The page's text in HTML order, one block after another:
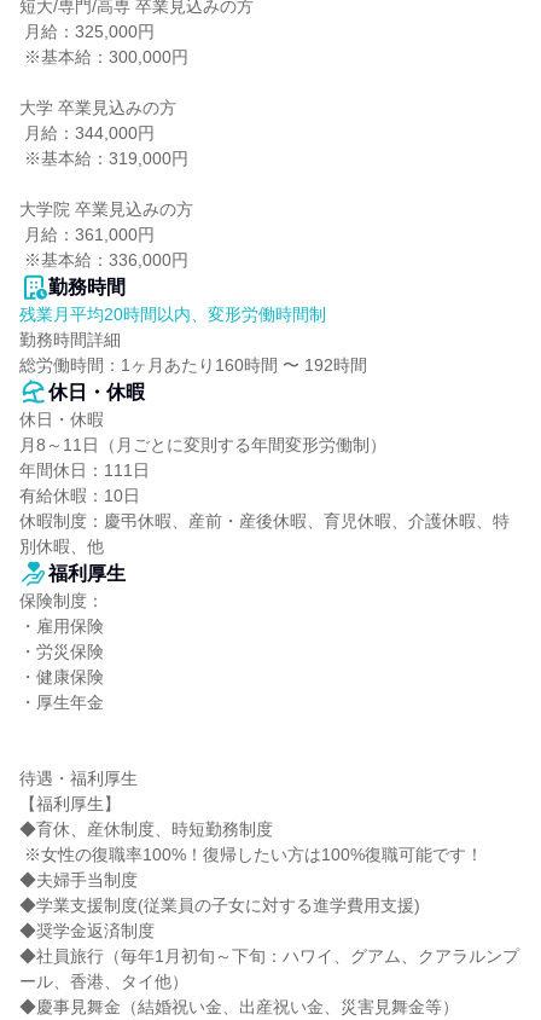
短大/専門/高専 卒業見込みの方
大学 卒業見込みの方
大学院 卒業見込みの方
※基本給：336,000円
勤務時間
残業月平均20時間以内、変形労働時間制
勤務時間詳細
総労働時間：1ヶ月あたり160時間 〜 192時間
休日・休暇
休日・休暇
月8～11日（月ごとに変則する年間変形労働制）
年間休日：111日
有給休暇：10日
休暇制度：慶弔休暇、産前・産後休暇、育児休暇、介護休暇、特
別休暇、他
福利厚生
保険制度：
・雇用保険
・労災保険
・健康保険
・厚生年金
待遇・福利厚生
【福利厚生】
◆育休、産休制度、時短勤務制度
◆夫婦手当制度
◆学業支援制度(従業員の子女に対する進学費用支援)
◆奨学金返済制度
◆社員旅行（毎年1月初旬～下旬：ハワイ、グアム、クアラルンプ
ール、香港、タイ他）
◆慶事見舞金（結婚祝い金、出産祝い金、災害見舞金等）